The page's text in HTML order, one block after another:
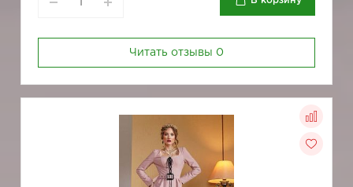
Читать отзывы 0